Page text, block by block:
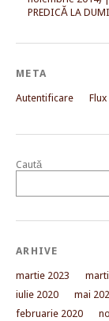
PREDICĂ LA
META
Autentificare
Caută
ARHIVE
martie 2023
iulie 2020
mai
februarie 2020